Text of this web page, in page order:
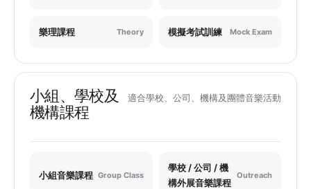
樂理課程 Theory 模擬考試訓練 Mock Exam
小組、學校及
機構課程
適合學校、公司、機構及團體音樂活動
小組音樂課程 Group Class
學校 / 公司 / 機
構外展音樂課程
Outreach